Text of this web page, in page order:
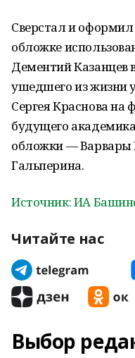
Сверстал и
обложке
Дементий Казанцев
ушедшего из жизни
Сергея Краснова на
будущего
обложки — Варвары
Гальперина.
Источник: ИА
Читайте нас
Выбор